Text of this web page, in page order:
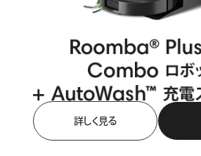
詳しく見る